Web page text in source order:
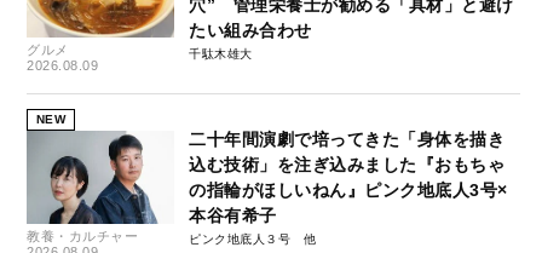
グルメ
2026.08.09
穴” 管理栄養士が勧める「具材」と避け
たい組み合わせ
千駄木雄大
NEW
教養・カルチャー
二十年間演劇で培ってきた「身体を描き
込む技術」を注ぎ込みました『おもちゃ
の指輪がほしいねん』ピンク地底人3号×
本谷有希子
ピンク地底人３号